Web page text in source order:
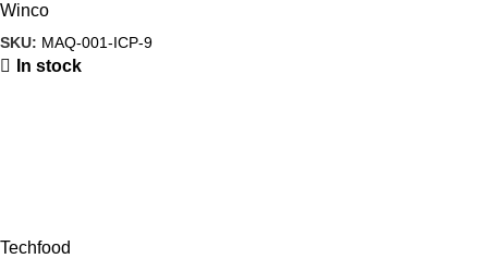
Winco
SKU: MAQ-001-ICP-9
In stock
Techfood